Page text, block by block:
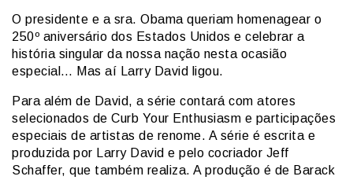
O presidente e a sra. Obama queriam homenagear o
250º aniversário dos Estados Unidos e celebrar a
história singular da nossa nação nesta ocasião
especial… Mas aí Larry David ligou.
Para além de David, a série contará com atores
selecionados de Curb Your Enthusiasm e participações
especiais de artistas de renome. A série é escrita e
produzida por Larry David e pelo cocriador Jeff
Schaffer, que também realiza. A produção é de Barack